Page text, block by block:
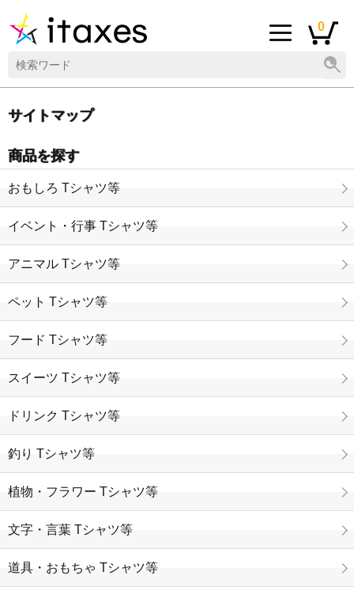
0
サイトマップ
商品を探す
おもしろ Tシャツ等
イベント・行事 Tシャツ等
アニマル Tシャツ等
ペット Tシャツ等
フード Tシャツ等
スイーツ Tシャツ等
ドリンク Tシャツ等
釣り Tシャツ等
植物・フラワー Tシャツ等
文字・言葉 Tシャツ等
道具・おもちゃ Tシャツ等